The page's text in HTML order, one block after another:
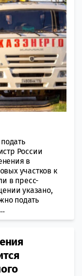
России
в
участков к
в пресс-
указано,
подать